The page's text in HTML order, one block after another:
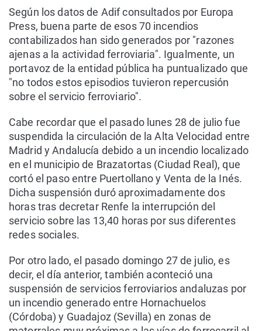
Según los datos de Adif consultados por Europa
Press, buena parte de esos 70 incendios
contabilizados han sido generados por "razones
ajenas a la actividad ferroviaria". Igualmente, un
portavoz de la entidad pública ha puntualizado que
"no todos estos episodios tuvieron repercusión
sobre el servicio ferroviario".
Cabe recordar que el pasado lunes 28 de julio fue
suspendida la circulación de la Alta Velocidad entre
Madrid y Andalucía debido a un incendio localizado
en el municipio de Brazatortas (Ciudad Real), que
cortó el paso entre Puertollano y Venta de la Inés.
Dicha suspensión duró aproximadamente dos
horas tras decretar Renfe la interrupción del
servicio sobre las 13,40 horas por sus diferentes
redes sociales.
Por otro lado, el pasado domingo 27 de julio, es
decir, el día anterior, también aconteció una
suspensión de servicios ferroviarios andaluzas por
un incendio generado entre Hornachuelos
(Córdoba) y Guadajoz (Sevilla) en zonas de